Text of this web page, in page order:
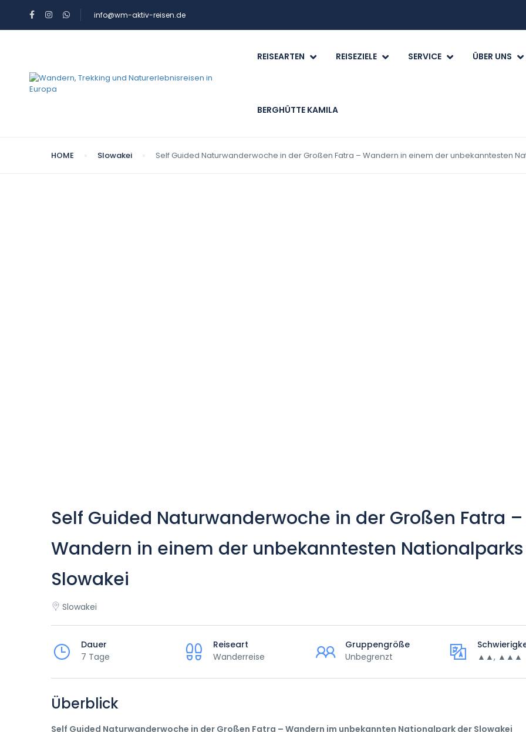
info@wm-aktiv-reisen.de
REISEARTEN REISEZIELE SERVICE ÜBER UNS
BERGHÜTTE KAMILA
HOME Slowakei Self Guided Naturwanderwoche in der Großen Fatra – Wandern in einem der unbekanntesten
Self Guided Naturwanderwoche in der Großen Fatra –
Wandern in einem der unbekanntesten
Slowakei
Slowakei
Dauer
7 Tage
Reiseart
Wanderreise
Gruppengröße
Unbegrenzt
▲▲, ▲▲▲
Überblick
Self Guided Naturwanderwoche in der Großen Fatra – Wandern im unbekannten Nationalpark der Slowakei